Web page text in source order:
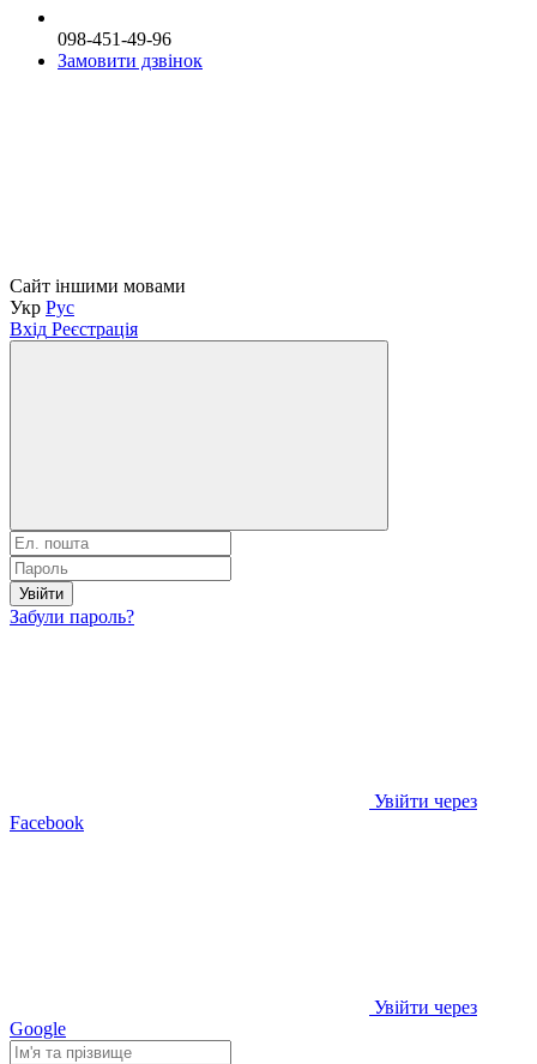
098-451-49-96
Замовити дзвінок
Сайт іншими мовами
Укр Рус
Вхід Реєстрація
Увійти
Забули пароль?
Увійти через
Facebook
Увійти через
Google